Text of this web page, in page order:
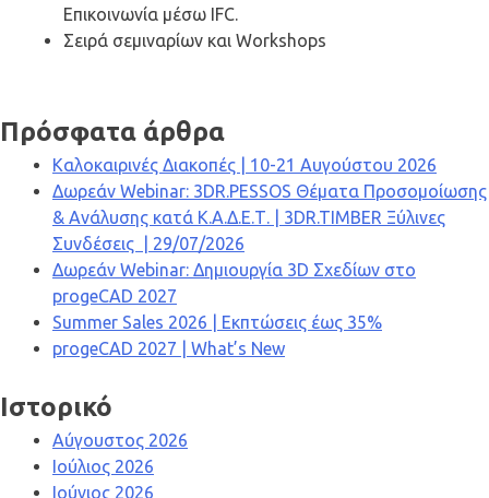
Επικοινωνία μέσω IFC.
Σειρά σεμιναρίων και Workshops
Πρόσφατα άρθρα
Καλοκαιρινές Διακοπές | 10-21 Αυγούστου 2026
Δωρεάν Webinar: 3DR.PESSOS Θέματα Προσομοίωσης
& Ανάλυσης κατά Κ.Α.Δ.Ε.Τ. | 3DR.TIMBER Ξύλινες
Συνδέσεις | 29/07/2026
Δωρεάν Webinar: Δημιουργία 3D Σχεδίων στο
progeCAD 2027
Summer Sales 2026 | Εκπτώσεις έως 35%
progeCAD 2027 | What’s New
Ιστορικό
Αύγουστος 2026
Ιούλιος 2026
Ιούνιος 2026